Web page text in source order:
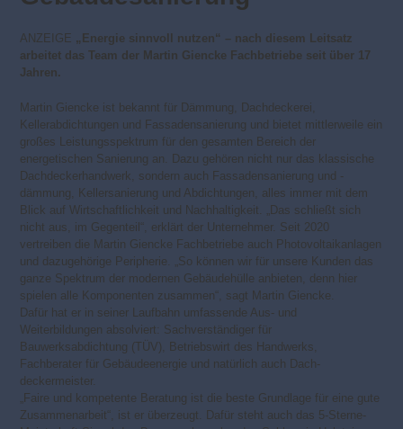
ANZEIGE „Energie sinnvoll nutzen“ – nach diesem Leitsatz
arbeitet das Team der Martin Giencke Fachbetriebe seit über 17
Jahren.
Martin Giencke ist bekannt für Dämmung, Dachdeckerei,
Kellerabdichtungen und Fassadensanierung und bietet mittlerweile ein
großes Leistungsspektrum für den gesamten Bereich der
energetischen Sanierung an. Dazu gehören nicht nur das klassische
Dachdeckerhandwerk, sondern auch Fassadensanierung und -
dämmung, Kellersanierung und Abdichtungen, alles immer mit dem
Blick auf Wirtschaftlichkeit und Nachhaltigkeit. „Das schließt sich
nicht aus, im Gegenteil“, erklärt der Unternehmer. Seit 2020
vertreiben die Martin Giencke Fachbetriebe auch Photovoltaikanlagen
und dazugehörige Peripherie. „So können wir für unsere Kunden das
ganze Spektrum der modernen Gebäudehülle anbieten, denn hier
spielen alle Komponenten zusammen“, sagt Martin Giencke.
Dafür hat er in seiner Laufbahn umfassende Aus- und
Weiterbildungen absolviert: Sachverständiger für
Bauwerksabdichtung (TÜV), Betriebswirt des Handwerks,
Fachberater für Gebäudeenergie und natürlich auch Dach-
deckermeister.
„Faire und kompetente Beratung ist die beste Grundlage für eine gute
Zusammenarbeit“, ist er überzeugt. Dafür steht auch das 5-Sterne-